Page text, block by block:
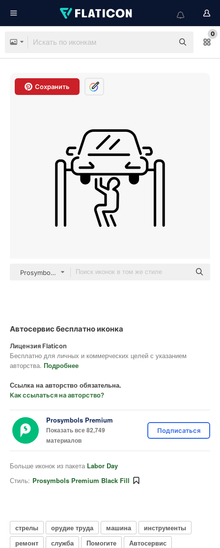
0
Сохранить
Prosymbols Premium black fill
Автосервис бесплатно иконка
Лицензия Flaticon
Бесплатно для личных и коммерческих целей с указанием
авторства. Подробнее
Ссылка на авторство обязательна.
Как ссылаться на авторство?
Prosymbols Premium
Показать все 82,749
материалов
Подписаться
Больше иконок из пакета Labor Day
Стиль: Prosymbols Premium Black Fill
стрелы орудие труда машина
инструменты
ремонт
служба Помогите
Автосервис